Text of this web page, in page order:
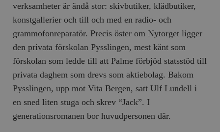
verksamheter är ändå stor: skivbutiker, klädbutiker,
konstgallerier och till och med en radio- och
grammofonreparatör. Precis öster om Nytorget ligger
den privata förskolan Pysslingen, mest känt som
förskolan som ledde till att Palme förbjöd statsstöd till
privata daghem som drevs som aktiebolag. Bakom
Pysslingen, upp mot Vita Bergen, satt Ulf Lundell i
en sned liten stuga och skrev “Jack”. I
generationsromanen bor huvudpersonen där.